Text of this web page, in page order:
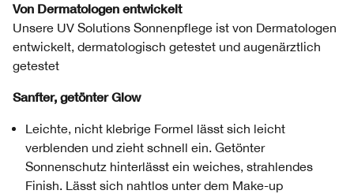
Von Dermatologen entwickelt
Unsere UV Solutions Sonnenpflege ist von Dermatologen
entwickelt, dermatologisch getestet und augenärztlich
getestet
Sanfter, getönter Glow
Leichte, nicht klebrige Formel lässt sich leicht
verblenden und zieht schnell ein. Getönter
Sonnenschutz hinterlässt ein weiches, strahlendes
Finish. Lässt sich nahtlos unter dem Make-up